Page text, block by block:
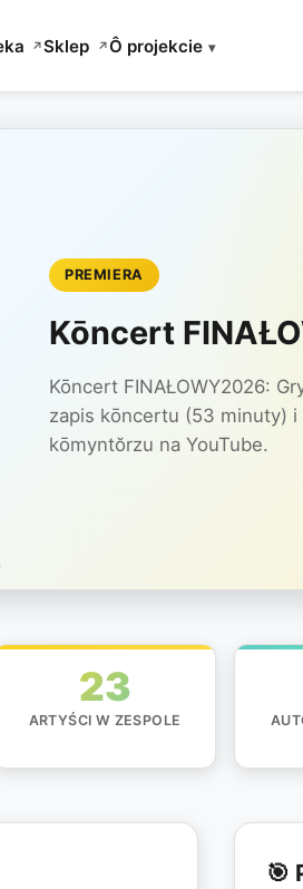
↗Sklep ↗Ô projekcie ▾
PREMIERA
Kōncert
Kōncert FINAŁOWY2026:
zapis kōncertu (53 minuty)
kōmyntŏrzu na YouTube.
23
ARTYŚCI W ZESPOLE
🎯